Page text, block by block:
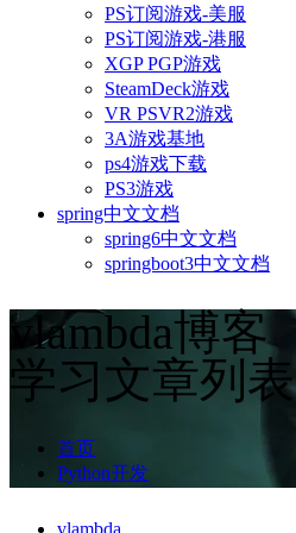
PS订阅游戏-美服
PS订阅游戏-港服
XGP PGP游戏
SteamDeck游戏
VR PSVR2游戏
3A游戏基地
ps4游戏下载
PS3游戏
spring中文文档
spring6中文文档
springboot3中文文档
vlambda博客
学习文章列表
首页
Python开发
vlambda